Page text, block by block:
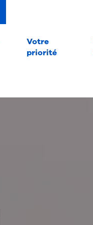
Votre
priorité